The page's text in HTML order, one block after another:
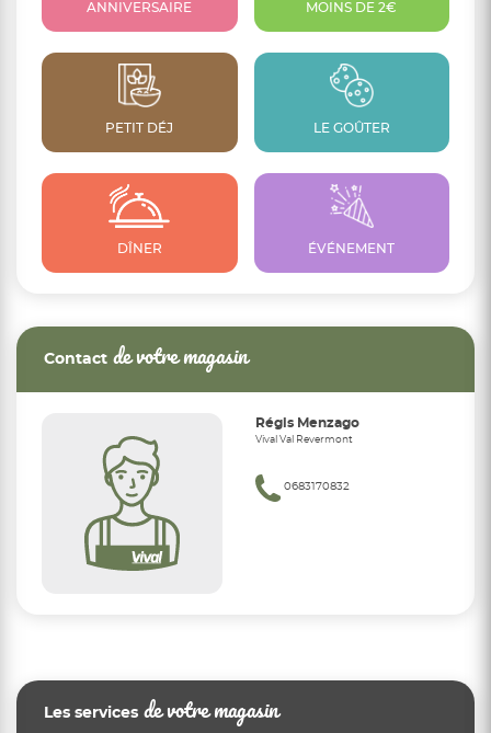
ANNIVERSAIRE MOINS DE 2€
PETIT DÉJ LE GOÛTER
DÎNER ÉVÉNEMENT
Contact de votre magasin
Régis Menzago
Vival Val Revermont
0683170832
Les services de votre magasin